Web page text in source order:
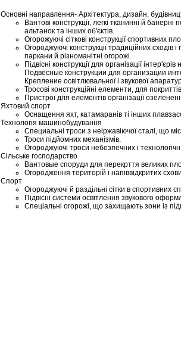
Основні направлення- Архітектура, дизайн,
Вантові конструкції, легкі тканинні й
альтанок та інших об'єктів.
Огорожуючі сіткові конструкції спортивних
Огороджуючі конструкції традиційних сходів і
паркани й різноманітні огорожі.
Підвісні конструкції для організації
Подвесные конструкции для организации
Крепление освітлювальної і звукової
Тросові конструкційні елементи, для
Пристрої для елементів організації
Яхтовий спорт
Оснащення яхт, катамаранів ті інших
Технологія машинобудування
Специальні троси з неіржавіючої сталі, що
Троси підйомних механізмів.
Огороджуючі троси небезпечних і
Сільське господарство
Вантовые споруди для перекрття великих
Огородження територій і напіввідкритих
Спорт
Огороджуючі й раздільні сітки в спортивних
Підвісні системи освітлення звукового
Спеціальні огорожі, що захищають зони із